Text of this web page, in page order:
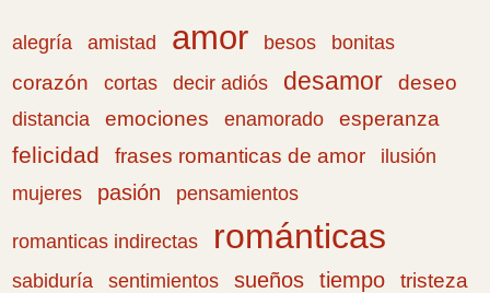
alegría amistad amor besos
bonitas
corazón
cortas decir adiós desamor deseo
distancia emociones enamorado esperanza
felicidad frases romanticas de amor
ilusión
mujeres
pasión pensamientos
romanticas indirectas románticas
sabiduría sentimientos sueños tiempo
tristeza